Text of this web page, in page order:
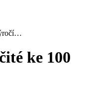
ke 100